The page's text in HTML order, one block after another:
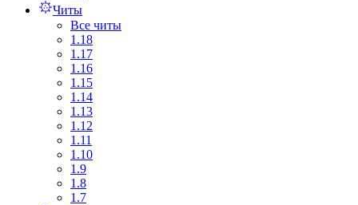
Читы
Все читы
1.18
1.17
1.16
1.15
1.14
1.13
1.12
1.11
1.10
1.9
1.8
1.7